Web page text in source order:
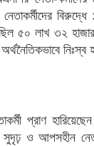
৫০ লাখ ৩২
নিঃস্ব
প্রাণ
সুদৃঢ় ও আপসহীন